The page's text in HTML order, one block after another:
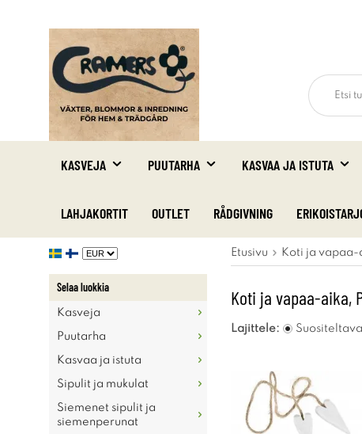
KASVEJA PUUTARHA KASVAA JA ISTUTA
LAHJAKORTIT OUTLET RÅDGIVNING
Selaa luokkia
Kasveja
Puutarha
Kasvaa ja istuta
Sipulit ja mukulat
Siemenet sipulit ja
siemenperunat
Etusivu Koti ja vapaa-
Koti ja vapaa-aika,
Lajittele: Suositeltava